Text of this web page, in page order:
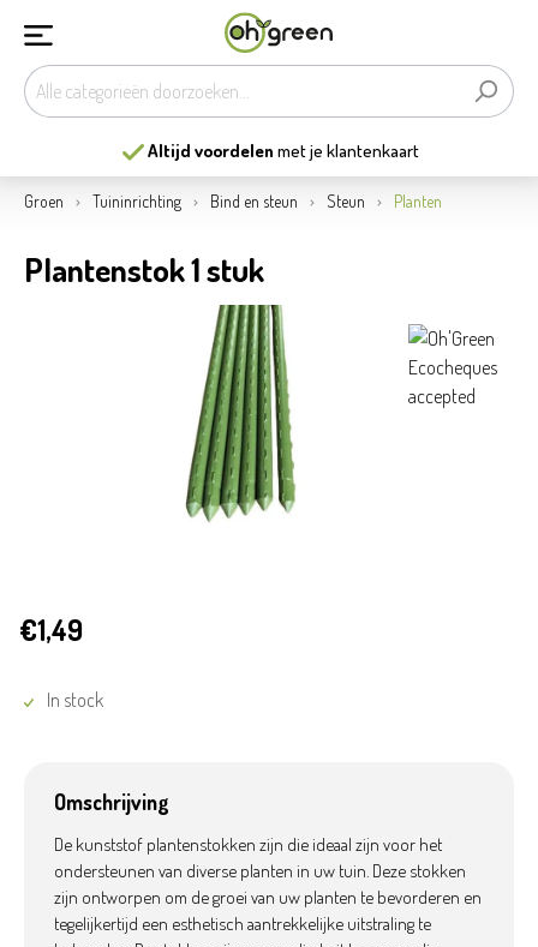
Altijd voordelen met je klantenkaart
Groen Tuininrichting Bind en steun Steun Planten
Plantenstok 1 stuk
€1,49
In stock
Omschrijving
De kunststof plantenstokken zijn die ideaal zijn voor het
ondersteunen van diverse planten in uw tuin. Deze stokken
zijn ontworpen om de groei van uw planten te bevorderen en
tegelijkertijd een esthetisch aantrekkelijke uitstraling te